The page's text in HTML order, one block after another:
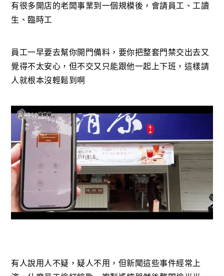
有很多開店的老闆事業到一個規模後，會請員工、工讀
生、臨時工
員工一早要去幫你開門備料，要你把整套門禁交出去又
覺得不太安心，但不交又只能跟他一起上下班，這樣請
人就根本沒輕鬆到啊
有人說用人不疑，疑人不用，但新聞這些事件經常上